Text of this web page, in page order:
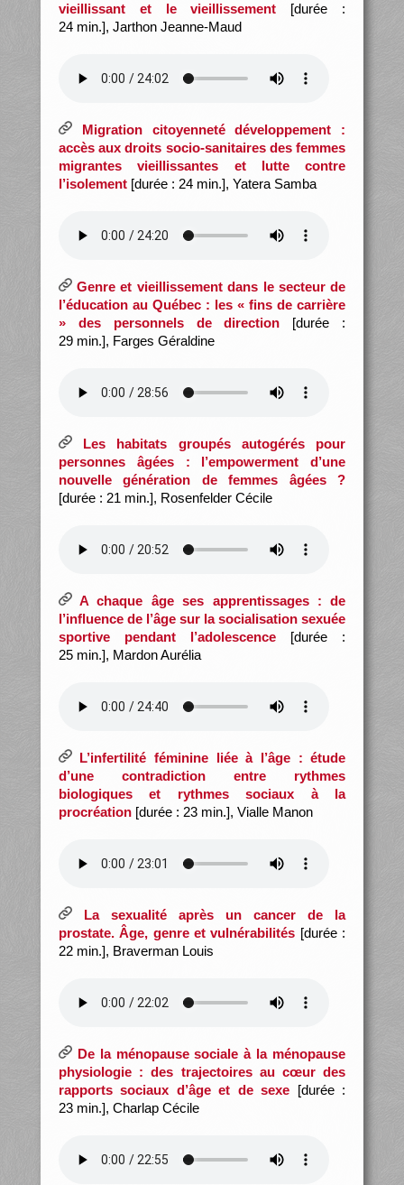
vieillissant et le vieillissement [durée :
24 min.], Jarthon Jeanne-Maud
Migration citoyenneté développement :
accès aux droits socio-sanitaires des femmes
migrantes vieillissantes et lutte contre
l’isolement[durée : 24 min.], Yatera Samba
Genre et vieillissement dans le secteur de
l’éducation au Québec : les « fins de carrière
» des personnels de direction [durée :
29 min.], Farges Géraldine
Les habitats groupés autogérés pour
personnes âgées : l’empowerment d’une
nouvelle génération de femmes âgées ?
[durée : 21 min.], Rosenfelder Cécile
A chaque âge ses apprentissages : de
l’influence de l’âge sur la socialisation sexuée
sportive pendant l’adolescence [durée :
25 min.], Mardon Aurélia
L’infertilité féminine liée à l’âge : étude
d’une contradiction entre rythmes
biologiques et rythmes sociaux à la
procréation[durée : 23 min.], Vialle Manon
La sexualité après un cancer de la
prostate. Âge, genre et vulnérabilités [durée :
22 min.], Braverman Louis
De la ménopause sociale à la ménopause
physiologie : des trajectoires au cœur des
rapports sociaux d’âge et de sexe [durée :
23 min.], Charlap Cécile